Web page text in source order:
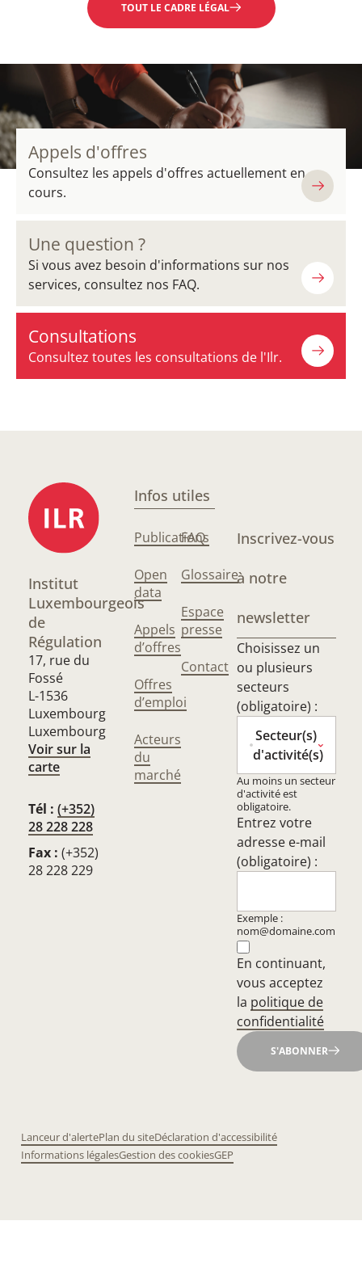
TOUT LE CADRE LÉGAL
Appels d'offres
Consultez les appels d'offres actuellement en
cours.
Une question ?
Si vous avez besoin d'informations sur nos
services, consultez nos FAQ.
Consultations
Consultez toutes les consultations de l'Ilr.
Institut
Luxembourgeois
de
Régulation
17, rue du
Fossé
L-1536
Luxembourg
Luxembourg
Voir sur la
carte
Tél : (+352)
28 228 228
Fax : (+352)
28 228 229
Infos utiles
Publications
Open
data
Appels
d’offres
Offres
d’emploi
Acteurs
du
marché
FAQ
Glossaire
Espace
presse
Contact
Inscrivez-vous
à notre
newsletter
Choisissez un
ou plusieurs
secteurs
(obligatoire) :
Secteur(s)
d'activité(s)
Au moins un secteur
d'activité est
obligatoire.
Entrez votre
adresse e-mail
(obligatoire) :
Exemple :
nom@domaine.com
En continuant,
vous acceptez
la politique de
confidentialité
S'ABONNER
Lanceur d'alertePlan du siteDéclaration d'accessibilité
Informations légalesGestion des cookiesGEP